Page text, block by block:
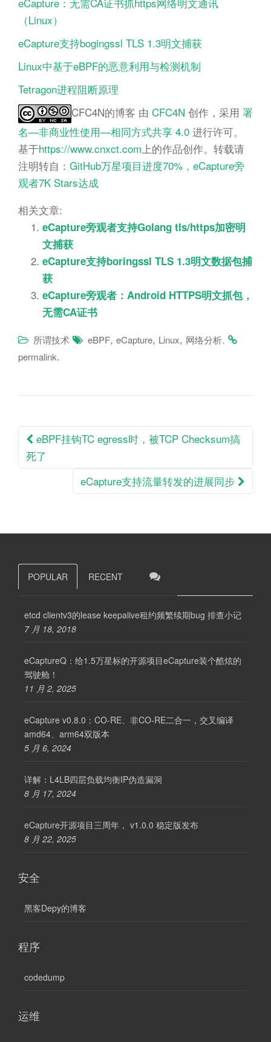
（Linux）
eCapture支持bogingssl TLS 1.3明文捕获
Linux中基于eBPF的恶意利用与检测机制
Tetragon进程阻断原理
CFC4N的博客 由 CFC4N 创作，采用 署
名—非商业性使用—相同方式共享 4.0 进行许可。
基于https://www.cnxct.com 上的作品创作。转载请
注明转自： GitHub万星项目进度70%，eCapture旁
观者7K Stars达成
相关文章:
eCapture旁观者支持Golang tls/https加密明
文捕获
eCapture支持boringssl TLS 1.3明文数据包捕
获
eCapture旁观者：Android HTTPS明文抓包，
无需CA证书
所谓技术 eBPF, eCapture, Linux, 网络分析.
permalink.
Post
navigation
eBPF挂钩TC egress时，被TCP Checksum搞
死了
eCapture支持流量转发的进展同步
POPULAR RECENT
etcd clientv3的lease keepalive租约频繁续期bug 排查小记
7 月 18, 2018
eCaptureQ：给1.5万星标的开源项目eCapture装个酷炫的
驾驶舱！
11 月 2, 2025
eCapture v0.8.0：CO-RE、非CO-RE二合一，交叉编译
amd64、arm64双版本
5 月 6, 2024
详解：L4LB四层负载均衡IP伪造漏洞
8 月 17, 2024
eCapture开源项目三周年， v1.0.0 稳定版发布
8 月 22, 2025
安全
黑客Depy的博客
程序
codedump
运维